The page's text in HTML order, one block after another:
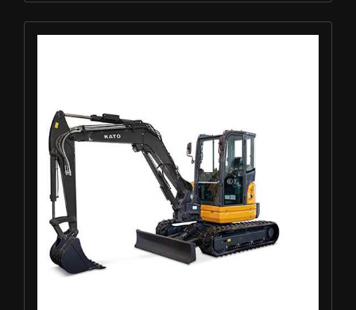
Louer Mini pelle 6 T - Imer HD 60 V5